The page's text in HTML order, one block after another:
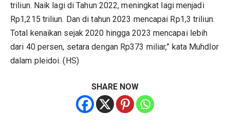
triliun. Naik lagi di Tahun 2022, meningkat lagi menjadi
Rp1,215 triliun. Dan di tahun 2023 mencapai Rp1,3 triliun.
Total kenaikan sejak 2020 hingga 2023 mencapai lebih
dari 40 persen, setara dengan Rp373 miliar,” kata Muhdlor
dalam pleidoi. (HS)
SHARE NOW